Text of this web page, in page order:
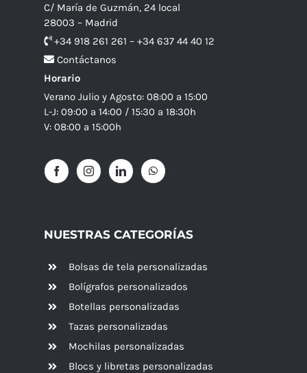
C/ María de Guzmán, 24 local
28003 – Madrid
+34 918 261 261 – +34 637 44 40 12
Contáctanos
Horario
Verano Julio y Agosto: 08:00 a 15:00
L-J: 09:00 a 14:00 / 15:30 a 18:30h
V: 08:00 a 15:00h
NUESTRAS CATEGORÍAS
Bolsas de tela personalizadas
Bolígrafos personalizados
Botellas personalizadas
Tazas personalizadas
Mochilas personalizadas
Blocs y libretas personalizadas